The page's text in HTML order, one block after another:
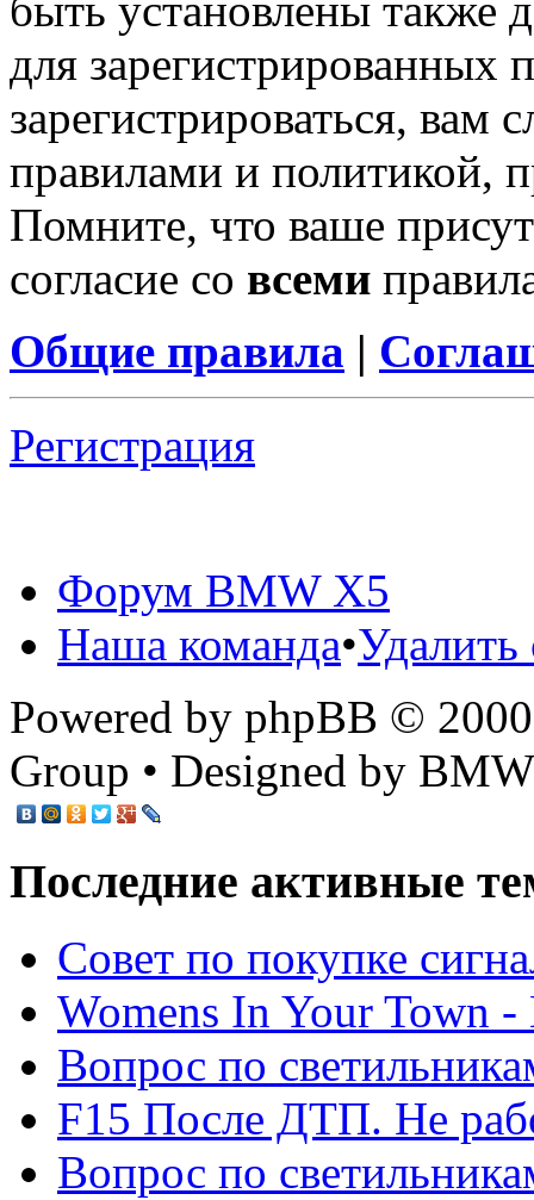
для зарегистрированных
зарегистрироваться, вам
правилами и политикой,
Помните, что ваше
согласие со всеми
Общие правила |
Регистрация
Форум BMW X5
Наша команда•
Powered by phpBB ©
Group • Designed by
Последние активные
Cовет по покупке
Womens In Your Town
Вопрос по
F15 После ДТП. Не
Вопрос по